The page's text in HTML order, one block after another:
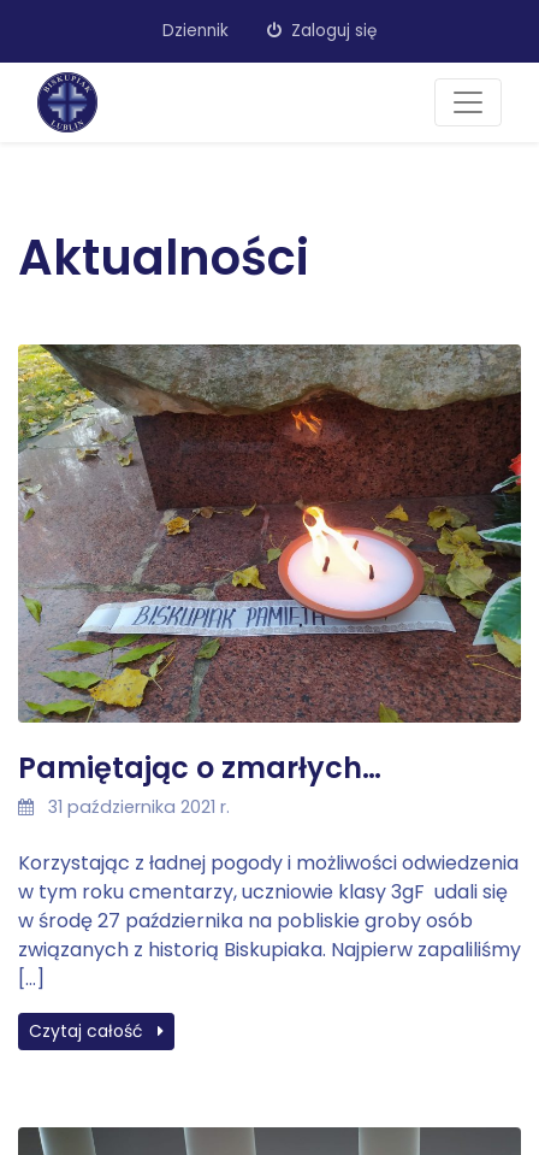
Dziennik Zaloguj się
Aktualności
Pamiętając o zmarłych…
31 października 2021 r.
Korzystając z ładnej pogody i możliwości odwiedzenia
w tym roku cmentarzy, uczniowie klasy 3gF udali się
w środę 27 października na pobliskie groby osób
związanych z historią Biskupiaka. Najpierw zapaliliśmy
[…]
Czytaj całość